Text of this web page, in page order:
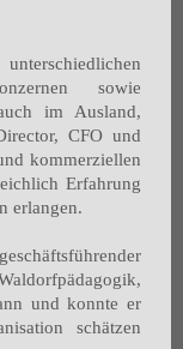
sowie
im Ausland,
CFO und
kommerziellen
Erfahrung
erlangen.
und konnte er
schätzen